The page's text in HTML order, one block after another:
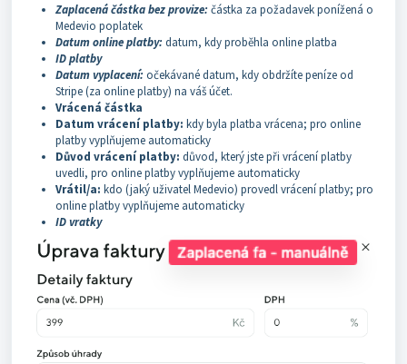
Zaplacená částka bez provize: částka za požadavek ponížená o
Medevio poplatek
Datum online platby: datum, kdy proběhla online platba
ID platby
Datum vyplacení: očekávané datum, kdy obdržíte peníze od
Stripe (za online platby) na váš účet.
Vrácená částka
Datum vrácení platby: kdy byla platba vrácena; pro online
platby vyplňujeme automaticky
Důvod vrácení platby: důvod, který jste při vrácení platby
uvedli, pro online platby vyplňujeme automaticky
Vrátil/a: kdo (jaký uživatel Medevio) provedl vrácení platby; pro
online platby vyplňujeme automaticky
ID vratky